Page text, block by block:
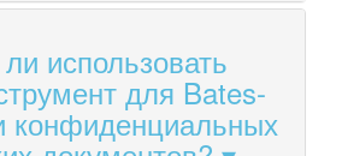
использовать
для Bates-
конфиденциальных